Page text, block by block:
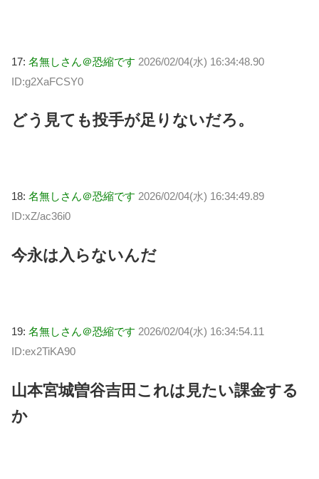
17: 名無しさん＠恐縮です 2026/02/04(水) 16:34:48.90
ID:g2XaFCSY0
どう見ても投手が足りないだろ。
18: 名無しさん＠恐縮です 2026/02/04(水) 16:34:49.89
ID:xZ/ac36i0
今永は入らないんだ
19: 名無しさん＠恐縮です 2026/02/04(水) 16:34:54.11
ID:ex2TiKA90
山本宮城曽谷吉田これは見たい課金する
か